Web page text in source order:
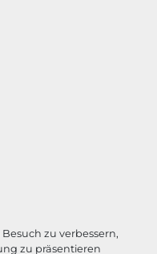
zu verbessern,
zu präsentieren